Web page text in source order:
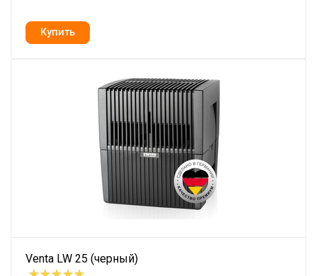
Venta LW 25 (черный)